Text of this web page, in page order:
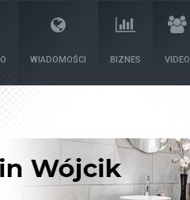
WIADOMOŚCI BIZNES VIDEO